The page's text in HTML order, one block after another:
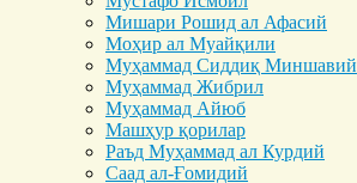
Мишари Рошид ал Афасий
Моҳир ал Муайқили
Муҳаммад Cиддиқ Миншавий
Муҳаммад Жибрил
Муҳаммад Айюб
Машҳур қорилар
Раъд Муҳаммад ал Курдий
Саад ал-Ғомидий